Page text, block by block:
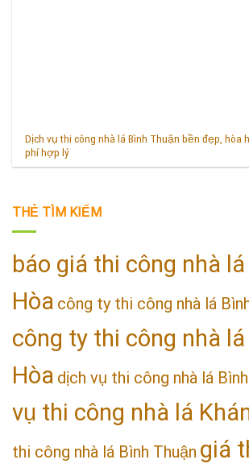
Dịch vụ thi công nhà lá Bình Thuận bền đẹp, hòa
phí hợp lý
THẺ TÌM KIẾM
báo giá thi công nhà
Hòa công ty thi công nhà lá
công ty thi công nhà lá
Hòa dịch vụ thi công nhà lá
vụ thi công nhà lá
thi công nhà lá Bình Thuận giá